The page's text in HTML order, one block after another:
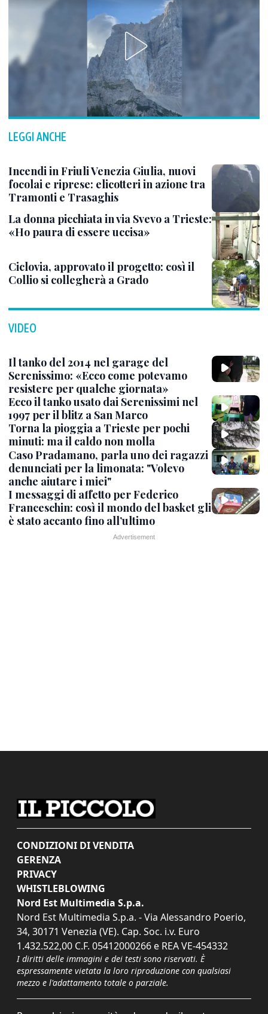
LEGGI ANCHE
Incendi in Friuli Venezia Giulia, nuovi
focolai e riprese: elicotteri in azione tra
Tramonti e Trasaghis
La donna picchiata in via Svevo a Trieste:
«Ho paura di essere uccisa»
Ciclovia, approvato il progetto: così il
Collio si collegherà a Grado
VIDEO
Il tanko del 2014 nel garage del
Serenissimo: «Ecco come potevamo
resistere per qualche giornata»
Ecco il tanko usato dai Serenissimi nel
1997 per il blitz a San Marco
Torna la pioggia a Trieste per pochi
minuti: ma il caldo non molla
Caso Pradamano, parla uno dei ragazzi
denunciati per la limonata: "Volevo
anche aiutare i miei"
I messaggi di affetto per Federico
Franceschin: così il mondo del basket gli
è stato accanto fino all’ultimo
CONDIZIONI DI VENDITA
GERENZA
PRIVACY
WHISTLEBLOWING
Nord Est Multimedia S.p.a.
Nord Est Multimedia S.p.a. - Via Alessandro Poerio,
34, 30171 Venezia (VE). Cap. Soc. i.v. Euro
1.432.522,00 C.F. 05412000266 e REA VE-454332
I diritti delle immagini e dei testi sono riservati. È
espressamente vietata la loro riproduzione con qualsiasi
mezzo e l'adattamento totale o parziale.